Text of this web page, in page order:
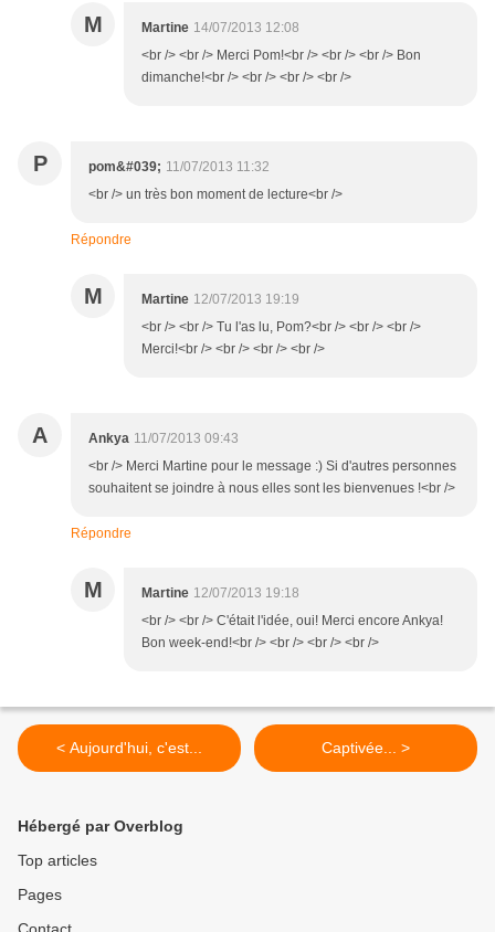
M Martine 14/07/2013 12:08
<br /> <br /> Merci Pom!<br /> <br /> <br /> Bon
dimanche!<br /> <br /> <br /> <br />
P pom&#039; 11/07/2013 11:32
<br /> un très bon moment de lecture<br />
Répondre
M Martine 12/07/2013 19:19
<br /> <br /> Tu l'as lu, Pom?<br /> <br /> <br />
Merci!<br /> <br /> <br /> <br />
A Ankya 11/07/2013 09:43
<br /> Merci Martine pour le message :) Si d'autres personnes
souhaitent se joindre à nous elles sont les bienvenues !<br />
Répondre
M Martine 12/07/2013 19:18
<br /> <br /> C'était l'idée, oui! Merci encore Ankya!
Bon week-end!<br /> <br /> <br /> <br />
< Aujourd'hui, c'est... Captivée... >
Hébergé par Overblog
Top articles
Pages